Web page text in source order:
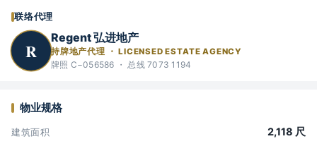
联络代理
R
Regent 弘进地产
持牌地产代理 ・ LICENSED ESTATE AGENCY
牌照 C−056586 ・ 总线 7073 1194
物业规格
建筑面积 2,118 尺